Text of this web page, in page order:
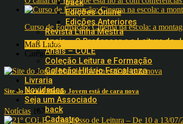
back
Edições Online
Edições Anteriores
Revista Linha Mestra
Anais – O Professor e a Leitura do
Anais – COLE
Coleção Leitura e Formação
Coleção Hilário Fracalanza
Livraria
Novidades
Seja um Associado
back
Cadastro
Curso de Formação: Cinema na escola: a
Mais Lidos
Categorias
Site do Jornal Mundo Jovem está de cara nova
Notícias 16797